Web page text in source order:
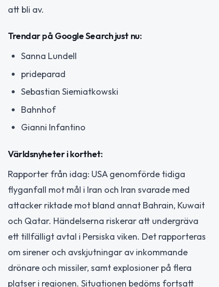
att bli av.
Trendar på Google Search just nu:
Sanna Lundell
prideparad
Sebastian Siemiatkowski
Bahnhof
Gianni Infantino
Världsnyheter i korthet:
Rapporter från idag: USA genomförde tidiga
flyganfall mot mål i Iran och Iran svarade med
attacker riktade mot bland annat Bahrain, Kuwait
och Qatar. Händelserna riskerar att undergräva
ett tillfälligt avtal i Persiska viken. Det rapporteras
om sirener och avskjutningar av inkommande
drönare och missiler, samt explosioner på flera
platser i regionen. Situationen bedöms fortsatt